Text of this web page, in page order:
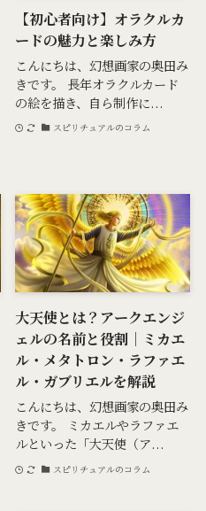
【初心者向け】オラクルカ
ードの魅力と楽しみ方
こんにちは、幻想画家の奥田み
きです。 長年オラクルカード
の絵を描き、自ら制作に...
スピリチュアルのコラム
大天使とは？アークエンジ
ェルの名前と役割｜ミカエ
ル・メタトロン・ラファエ
ル・ガブリエルを解説
こんにちは、幻想画家の奥田み
きです。 ミカエルやラファエ
ルといった「大天使（ア...
スピリチュアルのコラム